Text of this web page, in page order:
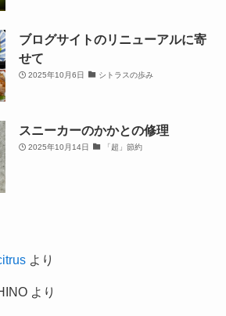
ブログサイトのリニューアルに寄
せて
2025年10月6日 シトラスの歩み
スニーカーのかかとの修理
2025年10月14日 「超」節約
より
より